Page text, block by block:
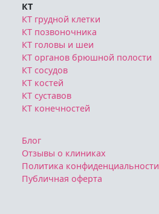
КТ
КТ грудной клетки
КТ позвоночника
КТ головы и шеи
КТ органов брюшной полости
КТ сосудов
КТ костей
КТ суставов
КТ конечностей
Блог
Отзывы о клиниках
Политика конфиденциальности
Публичная оферта